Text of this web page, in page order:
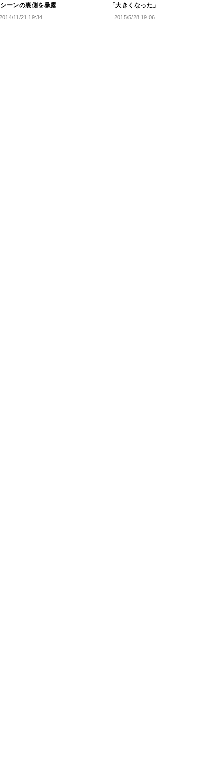
シーンの裏側を暴露
2014/11/21 19:34
「大きくなった」
2015/5/28 19:06